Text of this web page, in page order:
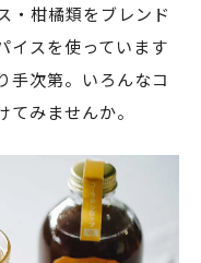
・柑橘類をブレンド
イスを使っています
手次第。いろんなコ
みませんか。